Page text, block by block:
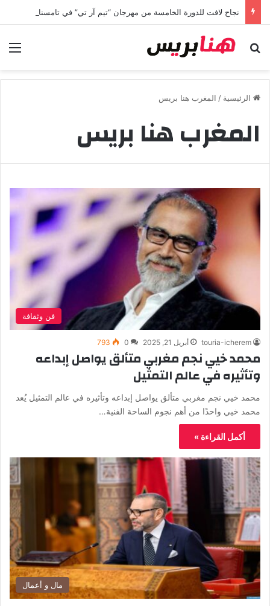
بحث عن
الرئيسية / المغرب هنا بريس
المغرب هنا بريس
فن وثقافة
touria-icherem أبريل 21, 2025 0
793
محمد خيي نجم مغربي متألق يواصل إبداعه
وتأثيره في عالم التمثيل
محمد خيي نجم مغربي متألق يواصل إبداعه وتأثيره في عالم التمثيل يُعد
محمد خيي واحدًا من أهم نجوم الساحة الفنية…
أكمل القراءة »
مال و أعمال